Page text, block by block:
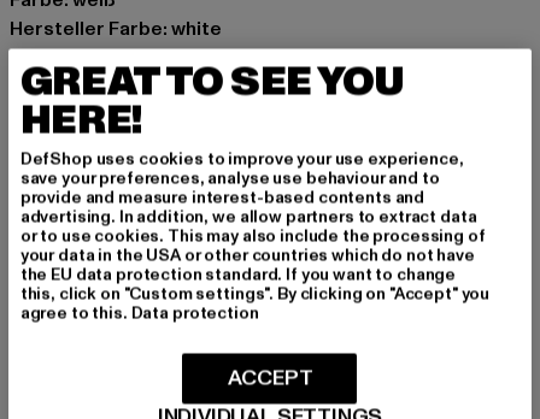
Hersteller Farbe: white
Materialzusammensetzung: 100% Baumwolle
Art.Nr: PD00008667-00220
agentur@urbanstylesagency.com
Schanzenstraße 41 | 51063 Köln | DE
GRÖSSE & PASSFORM
LIEFERUNG & RÜCKGABE
GREAT TO SEE YOU
HERE!
DefShop uses cookies to improve your use experience,
save your preferences, analyse use behaviour and to
provide and measure interest-based contents and
advertising. In addition, we allow partners to extract data
or to use cookies. This may also include the processing of
your data in the USA or other countries which do not have
the EU data protection standard. If you want to change
this, click on "Custom settings". By clicking on "Accept" you
agree to this. Data protection
ACCEPT